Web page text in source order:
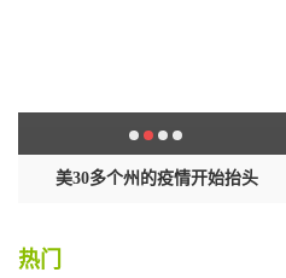
美30多个州的疫情开始抬头
热门